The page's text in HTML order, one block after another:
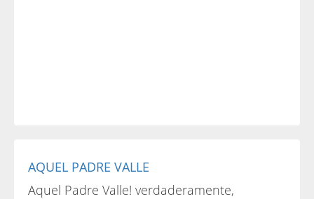
AQUEL PADRE VALLE
Aquel Padre Valle! verdaderamente,